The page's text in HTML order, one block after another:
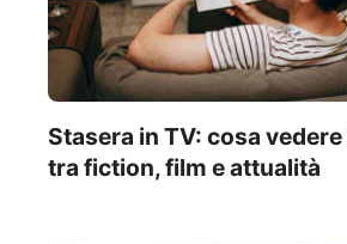
Stasera in TV: cosa
tra fiction, film e attualità